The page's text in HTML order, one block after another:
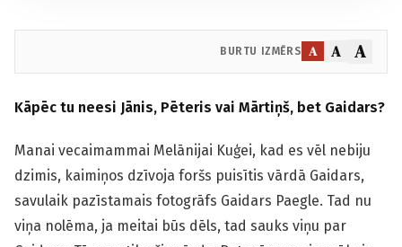
BURTU IZMĒRS A A A
Kāpēc tu neesi Jānis, Pēteris vai Mārtiņš, bet Gaidars?
Manai vecaimammai Melānijai Kuģei, kad es vēl nebiju
dzimis, kaimiņos dzīvoja foršs puisītis vārdā Gaidars,
savulaik pazīstamais fotogrāfs Gaidars Paegle. Tad nu
viņa nolēma, ja meitai būs dēls, tad sauks viņu par